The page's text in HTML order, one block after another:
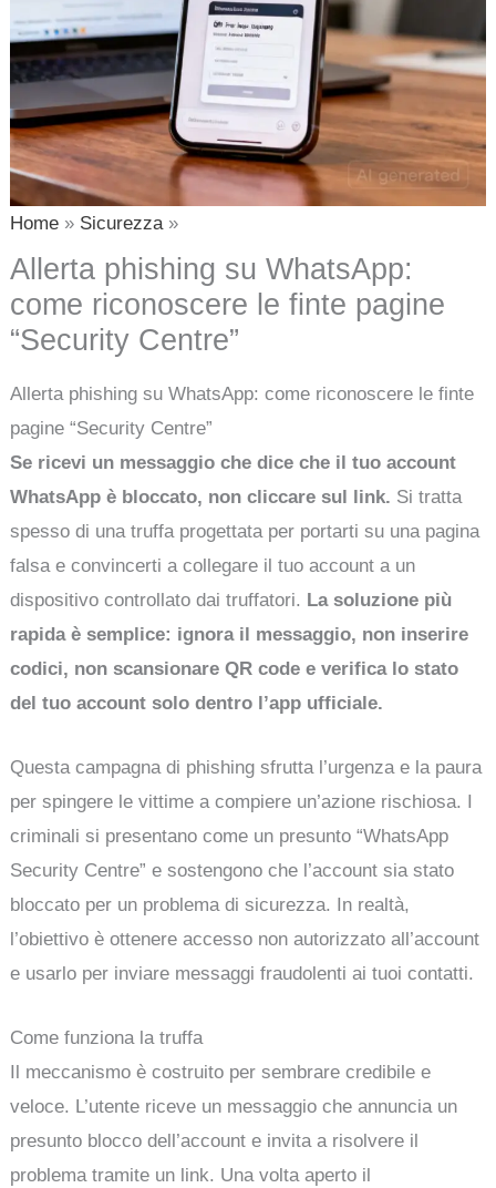
Home Sicurezza
Allerta phishing su WhatsApp:
come riconoscere le finte pagine
“Security Centre”
Allerta phishing su WhatsApp: come riconoscere le finte
pagine “Security Centre”
Se ricevi un messaggio che dice che il tuo account
WhatsApp è bloccato, non cliccare sul link. Si tratta
spesso di una truffa progettata per portarti su una pagina
falsa e convincerti a collegare il tuo account a un
dispositivo controllato dai truffatori. La soluzione più
rapida è semplice: ignora il messaggio, non inserire
codici, non scansionare QR code e verifica lo stato
del tuo account solo dentro l’app ufficiale.
Questa campagna di phishing sfrutta l’urgenza e la paura
per spingere le vittime a compiere un’azione rischiosa. I
criminali si presentano come un presunto “WhatsApp
Security Centre” e sostengono che l’account sia stato
bloccato per un problema di sicurezza. In realtà,
l’obiettivo è ottenere accesso non autorizzato all’account
e usarlo per inviare messaggi fraudolenti ai tuoi contatti.
Come funziona la truffa
Il meccanismo è costruito per sembrare credibile e
veloce. L’utente riceve un messaggio che annuncia un
presunto blocco dell’account e invita a risolvere il
problema tramite un link. Una volta aperto il